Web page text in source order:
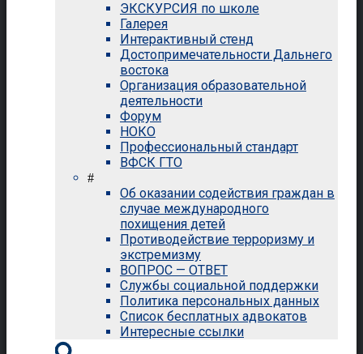
ЭКСКУРСИЯ по школе
Галерея
Интерактивный стенд
Достопримечательности Дальнего
востока
Организация образовательной
деятельности
Форум
НОКО
Профессиональный стандарт
ВФСК ГТО
#
Об оказании содействия граждан в
случае международного
похищения детей
Противодействие терроризму и
экстремизму
ВОПРОС — ОТВЕТ
Службы социальной поддержки
Политика персональных данных
Список бесплатных адвокатов
Интересные ссылки